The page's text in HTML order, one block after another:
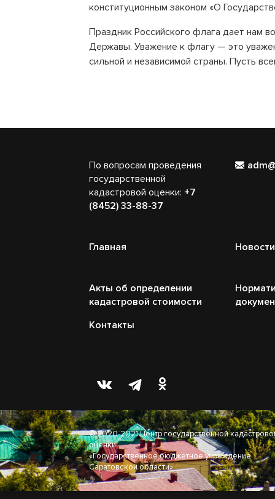
конституционным законом «О
Праздник Российского флага дает нам
Державы. Уважение к флагу — это
сильной и независимой страны. Пусть
По вопросам проведения
государственной
кадастровой оценки: +7
(8452) 33-88-37
Главная Новости
Акты об определении
кадастровой стоимости
Контакты
© 2020-2021 Центр государственной
оценки
«Государственное бюджетное учреждение
Саратовской области»